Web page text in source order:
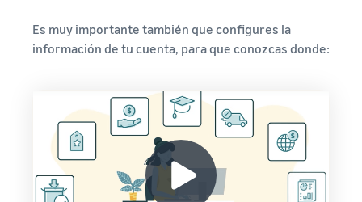
Es muy importante también que configures la
información de tu cuenta, para que conozcas donde: